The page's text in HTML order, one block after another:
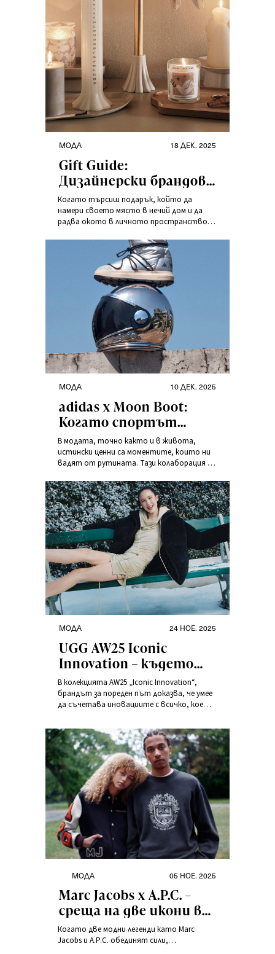
МОДА 18 ДЕК. 2025
Gift Guide:
Дизайнерски брандове,
които винаги носят
радост
Когато търсиш подарък, който да
намери своето място в нечий дом и да
радва окото в личното пространство,
функционалност и естетика.
МОДА 10 ДЕК. 2025
аdidas x Moon Boot:
Когато спортът
среща космическия
блясък
В модата, точно както и в живота,
истински ценни са моментите, които ни
вадят от рутината. Тази колаборация е
напълно различни естетики. аdidas и Moon
Boot обединяват сили, за да създадат
нещо, което не просто се носи, а се
забелязва.
МОДА 24 НОЕ. 2025
UGG AW25 Iconic
Innovation – където
комфортът среща
иконичния стил
В колекцията AW25 „Iconic Innovation“,
брандът за пореден път доказва, че умее
да съчетава иновациите с всичко, което
характер. Това е сезон, в който иконите
се раждат наново – заедно.
МОДА 05 НОЕ. 2025
Marc Jacobs x A.P.C. –
среща на две икони в
духа на 80-те
Когато две модни легенди като Marc
Jacobs и A.P.C. обединят сили,